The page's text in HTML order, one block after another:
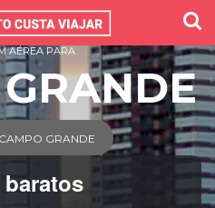
AÉREA PARA
GRANDE